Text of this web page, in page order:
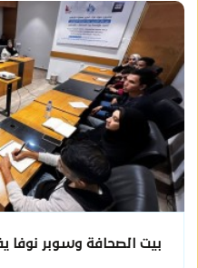
بيت الصحافة وسوبر نوفا